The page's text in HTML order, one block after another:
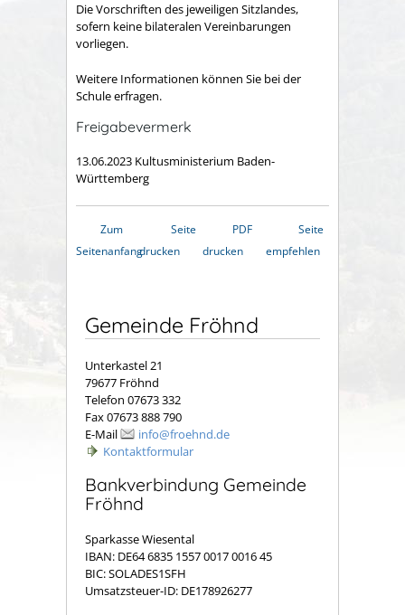
Die Vorschriften des jeweiligen Sitzlandes,
sofern keine bilateralen Vereinbarungen
vorliegen.
Weitere Informationen können Sie bei der
Schule erfragen.
Freigabevermerk
13.06.2023 Kultusministerium Baden-
Württemberg
Zum
Seitenanfang
Seite
drucken
PDF
drucken
Seite
empfehlen
Gemeinde Fröhnd
Unterkastel 21
79677 Fröhnd
Telefon 07673 332
Fax 07673 888 790
E-Mail
info@froehnd.de
Kontaktformular
Bankverbindung Gemeinde
Fröhnd
Sparkasse Wiesental
IBAN: DE64 6835 1557 0017 0016 45
BIC: SOLADES1SFH
Umsatzsteuer-ID: DE178926277